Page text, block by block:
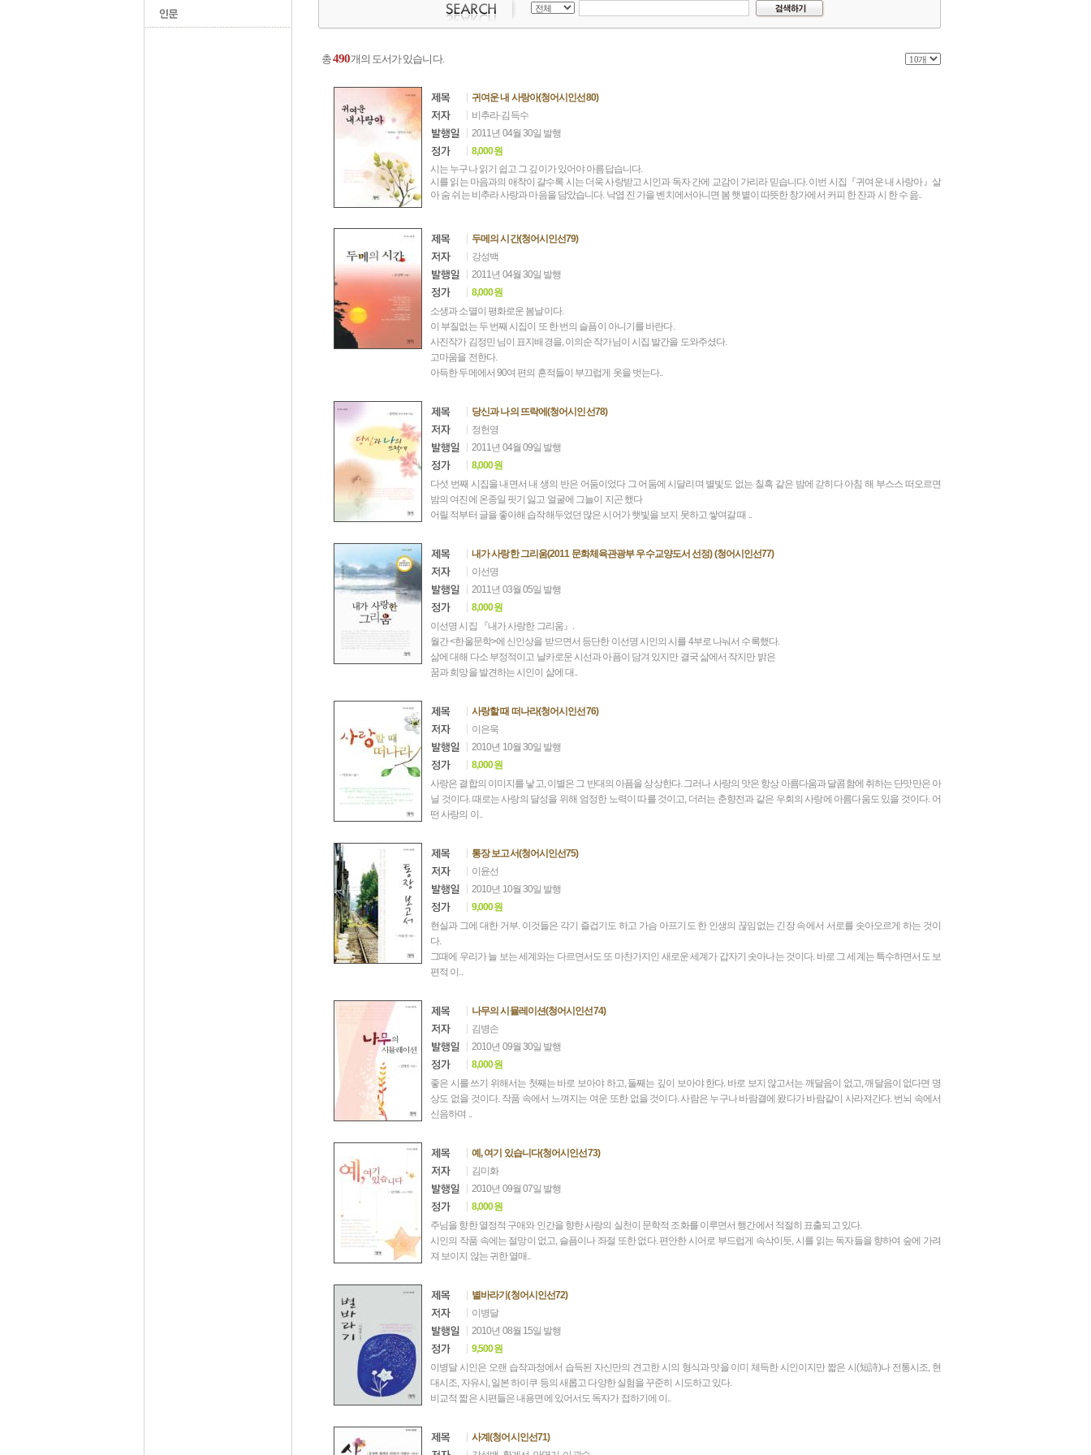
총490개의 도서가 있습니다.
귀여운 내 사랑아(청어시인선80)
비추라·김득수
2011년 04월 30일 발행
8,000원
시는 누구나 읽기 쉽고 그 깊이가 있어야 아름답습니다.
시를 읽는 마음과의 애착이 갈수록 시는 더욱 사랑받고 시인과 독자 간에 교감이 가리라 믿습니다. 이번 시집『귀여운 내 사랑아』살
아 숨 쉬는 비추라 사랑과 마음을 담았습니다. 낙엽 진 가을 벤치에서아니면 봄 햇볕이 따뜻한 창가에서 커피 한 잔과 시 한 수 읊..
두메의 시간(청어시인선79)
강성백
2011년 04월 30일 발행
8,000원
소생과 소멸이 평화로운 봄날이다.
이 부질없는 두 번째 시집이 또 한 번의 슬픔이 아니기를 바란다.
사진작가 김정민 님이 표지배경을, 이의순 작가님이 시집 발간을 도와주셨다.
고마움을 전한다.
아득한 두메에서 90여 편의 흔적들이 부끄럽게 옷을 벗는다..
당신과 나의 뜨락에(청어시인선78)
정헌영
2011년 04월 09일 발행
8,000원
다섯 번째 시집을 내면서 내 생의 반은 어둠이었다 그 어둠에 시달리며 별빛도 없는 칠흑 같은 밤에 갇히다 아침 해 부스스 떠오르면
밤의 여진에 온종일 핏기 잃고 얼굴에 그늘이 지곤 했다
어릴 적부터 글을 좋아해 습작해두었던 많은 시어가 햇빛을 보지 못하고 쌓여갈 때 ..
내가 사랑한 그리움(2011 문화체육관광부 우수교양도서 선정) (청어시인선77)
이선명
2011년 03월 05일 발행
8,000원
이선명 시집 『내가 사랑한 그리움』.
월간 <한울문학>에 신인상을 받으면서 등단한 이선명 시인의 시를 4부로 나눠서 수록했다.
삶에 대해 다소 부정적이고 날카로운 시선과 아픔이 담겨 있지만 결국 삶에서 작지만 밝은
꿈과 희망을 발견하는 시인이 삶에 대..
사랑할 때 떠나라(청어시인선76)
이은욱
2010년 10월 30일 발행
8,000원
사랑은 결합의 이미지를 낳고, 이별은 그 반대의 아픔을 상상한다. 그러나 사랑의 맛은 항상 아름다움과 달콤함에 취하는 단맛만은 아
닐 것이다. 때로는 사랑의 달성을 위해 엄정한 노력이 따를 것이고, 더러는 춘향전과 같은 우회의 사랑에 아름다움도 있을 것이다. 어
떤 사랑의 이..
통장 보고서(청어시인선75)
이윤선
2010년 10월 30일 발행
9,000원
현실과 그에 대한 거부. 이것들은 각기 즐겁기도 하고 가슴 아프기도 한 인생의 끊임없는 긴장 속에서 서로를 솟아오르게 하는 것이
다.
그때에 우리가 늘 보는 세계와는 다르면서도 또 마찬가지인 새로운 세계가 갑자기 솟아나는 것이다. 바로 그 세계는 특수하면서도 보
편적 이..
나무의 시뮬레이션(청어시인선74)
김병손
2010년 09월 30일 발행
8,000원
좋은 시를 쓰기 위해서는 첫째는 바로 보아야 하고, 둘째는 깊이 보아야 한다. 바로 보지 않고서는 깨달음이 없고, 깨달음이 없다면 명
상도 없을 것이다. 작품 속에서 느껴지는 여운 또한 없을 것이다. 사람은 누구나 바람결에 왔다가 바람같이 사라져간다. 번뇌 속에서
신음하며 ..
예, 여기 있습니다(청어시인선73)
김미화
2010년 09월 07일 발행
8,000원
주님을 향한 열정적 구애와 인간을 향한 사랑의 실천이 문학적 조화를 이루면서 행간에서 적절히 표출되고 있다.
시인의 작품 속에는 절망이 없고, 슬픔이나 좌절 또한 없다. 편안한 시어로 부드럽게 속삭이듯, 시를 읽는 독자들을 향하여 숲에 가려
져 보이지 않는 귀한 열매..
별바라기(청어시인선72)
이병달
2010년 08월 15일 발행
9,500원
이병달 시인은 오랜 습작과정에서 습득된 자신만의 견고한 시의 형식과 맛을 이미 체득한 시인이지만 짧은 시(短詩)나 전통시조, 현
대시조, 자유시, 일본 하이쿠 등의 새롭고 다양한 실험을 꾸준히 시도하고 있다.
비교적 짧은 시편들은 내용면에 있어서도 독자가 접하기에 이..
사계(청어시인선71)